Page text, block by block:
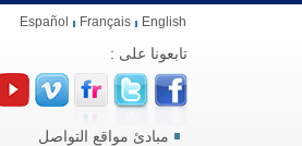
English
Français
Español
تابعونا على :
مبادئ مواقع التواصل